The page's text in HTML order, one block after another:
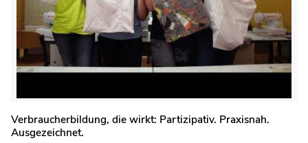
Verbraucherbildung, die wirkt: Partizipativ. Praxisnah.
Ausgezeichnet.